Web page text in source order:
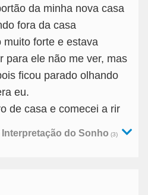
da minha nova casa
fora da casa
muito forte e estava
para ele não me ver, mas
ficou parado olhando
eu.
de casa e comecei a rir
Interpretação do Sonho (3)